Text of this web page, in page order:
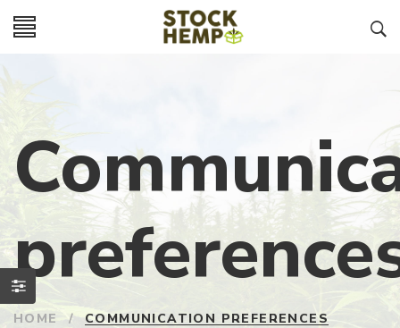
HOME / COMMUNICATION PREFERENCES